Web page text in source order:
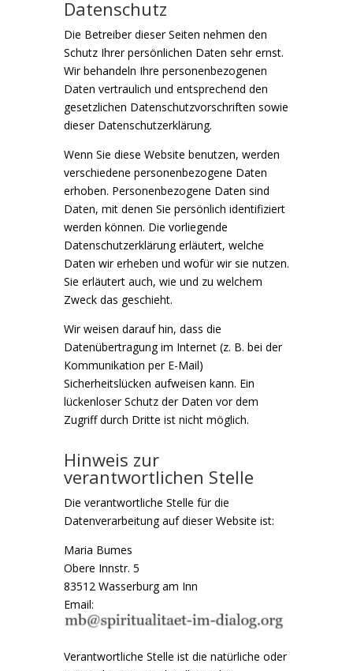
Datenschutz
Die Betreiber dieser Seiten nehmen den
Schutz Ihrer persönlichen Daten sehr ernst.
Wir behandeln Ihre personenbezogenen
Daten vertraulich und entsprechend den
gesetzlichen Datenschutzvorschriften sowie
dieser Datenschutzerklärung.
Wenn Sie diese Website benutzen, werden
verschiedene personenbezogene Daten
erhoben. Personenbezogene Daten sind
Daten, mit denen Sie persönlich identifiziert
werden können. Die vorliegende
Datenschutzerklärung erläutert, welche
Daten wir erheben und wofür wir sie nutzen.
Sie erläutert auch, wie und zu welchem
Zweck das geschieht.
Wir weisen darauf hin, dass die
Datenübertragung im Internet (z. B. bei der
Kommunikation per E-Mail)
Sicherheitslücken aufweisen kann. Ein
lückenloser Schutz der Daten vor dem
Zugriff durch Dritte ist nicht möglich.
Hinweis zur
verantwortlichen Stelle
Die verantwortliche Stelle für die
Datenverarbeitung auf dieser Website ist:
Maria Bumes
Obere Innstr. 5
83512 Wasserburg am Inn
Email:
Verantwortliche Stelle ist die natürliche oder